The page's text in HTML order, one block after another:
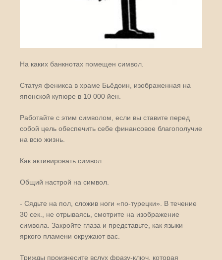
На каких банкнотах помещен символ.
Статуя феникса в храме Бьёдоин, изображенная на
японской купюре в 10 000 йен.
Работайте с этим символом, если вы ставите перед
собой цель обеспечить себе финансовое благополучие
на всю жизнь.
Как активировать символ.
Общий настрой на символ.
- Сядьте на пол, сложив ноги «по-турецки». В течение
30 сек., не отрываясь, смотрите на изображение
символа. Закройте глаза и представьте, как языки
яркого пламени окружают вас.
Трижды произнесите вслух фразу-ключ, которая